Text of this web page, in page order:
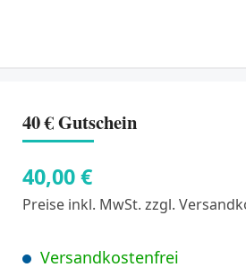
40 € Gutschein
40,00 €
Preise inkl. MwSt. zzgl.
Versandkostenfrei